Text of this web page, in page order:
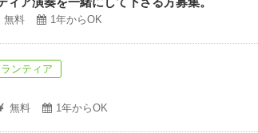
無料 1年からOK
ンティア
無料 1年からOK